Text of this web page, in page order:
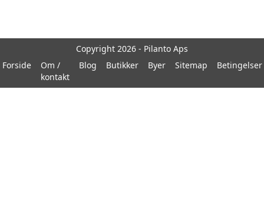
Copyright 2026 - Pilanto Aps
Forside
Om /
kontakt
Blog Butikker Byer Sitemap Betingelser